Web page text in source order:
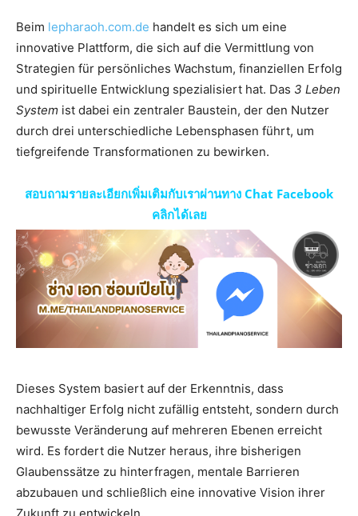
Beim lepharaoh.com.de handelt es sich um eine
innovative Plattform, die sich auf die Vermittlung von
Strategien für persönliches Wachstum, finanziellen Erfolg
und spirituelle Entwicklung spezialisiert hat. Das 3 Leben
System ist dabei ein zentraler Baustein, der den Nutzer
durch drei unterschiedliche Lebensphasen führt, um
tiefgreifende Transformationen zu bewirken.
สอบถามรายละเอียกเพิ่มเติมกับเราผ่านทาง Chat Facebook
คลิกได้เลย
Dieses System basiert auf der Erkenntnis, dass
nachhaltiger Erfolg nicht zufällig entsteht, sondern durch
bewusste Veränderung auf mehreren Ebenen erreicht
wird. Es fordert die Nutzer heraus, ihre bisherigen
Glaubenssätze zu hinterfragen, mentale Barrieren
abzubauen und schließlich eine innovative Vision ihrer